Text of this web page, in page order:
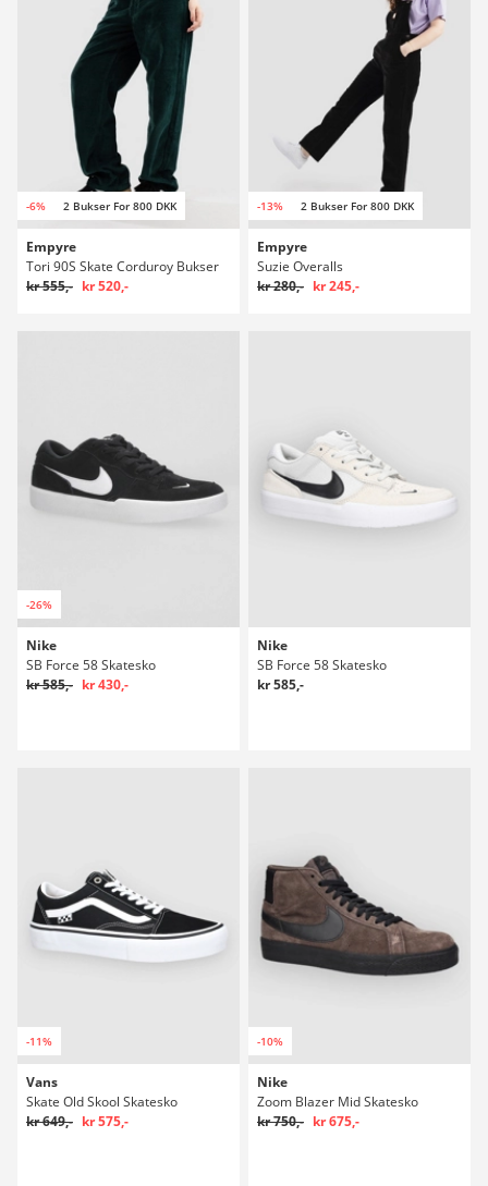
-6% 2 Bukser For 800 DKK
Empyre
Tori 90S Skate Corduroy Bukser
kr 555,- kr 520,-
-13% 2 Bukser For 800 DKK
Empyre
Suzie Overalls
kr 280,- kr 245,-
-26%
Nike
SB Force 58 Skatesko
kr 585,- kr 430,-
Nike
SB Force 58 Skatesko
kr 585,-
-11%
Vans
Skate Old Skool Skatesko
kr 649,- kr 575,-
-10%
Nike
Zoom Blazer Mid Skatesko
kr 750,- kr 675,-